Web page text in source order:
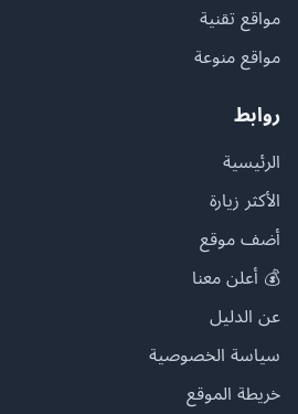
مواقع تقنية
مواقع منوعة
روابط
الرئيسية
الأكثر زيارة
أضف موقع
💰 أعلن معنا
عن الدليل
سياسة الخصوصية
خريطة الموقع